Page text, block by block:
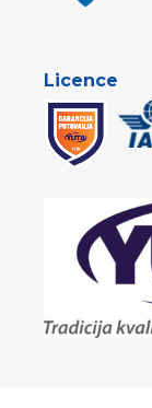
Licence